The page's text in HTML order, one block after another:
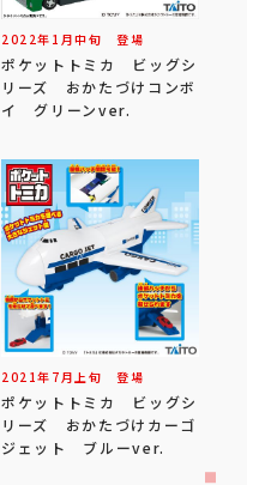
2022年 1 月中旬 登場
ポケットトミカ ビッグシ
リーズ おかたづけコンボ
イ グリーンver.
2021年 7 月 上旬 登場
ポケットトミカ ビッグシ
リーズ おかたづけカーゴ
ジェット ブルーver.